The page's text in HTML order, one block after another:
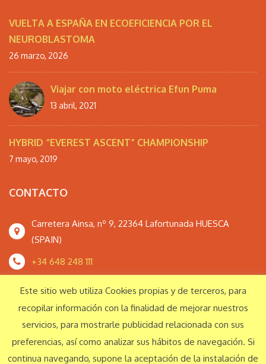
VUELTA A ESPAÑA EN ECOEFICIENCIA POR EL
NEUROBLASTOMA
26 marzo, 2026
Viajar con moto eléctrica Efun Puma
13 abril, 2021
HYBRID “EVEREST ASCENT” CHAMPIONSHIP
7 mayo, 2019
CONTACTO
Carretera Ainsa, nº 9, 22364 Lafortunada HUESCA
(SPAIN)
+34 648 248 111
Responsabilidad Social Corporativa
Este sitio web utiliza Cookies propias y de terceros, para
recopilar información con la finalidad de mejorar nuestros
servicios, para mostrarle publicidad relacionada con sus
preferencias, así como analizar sus hábitos de navegación. Si
continua navegando, supone la aceptación de la instalación de